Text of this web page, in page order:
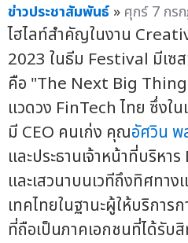
ข่าวประชาสัมพันธ์ » ศุกร์ 7 กร
ไฮไลท์สำคัญในงาน
2023 ในธีม Festival มีเซ
คือ "The Next Big
แวดวง FinTech ไทย ซึ่งใ
มี CEO คนเก่ง คุณอัศวิน พ
และประธานเจ้าหน้าที่บริห
และเสวนาบนเวทีถึงทิศทา
เทคไทยในฐานะผู้ให้บริการก
ที่ถือเป็นภาคเอกชนที่ได้รับ